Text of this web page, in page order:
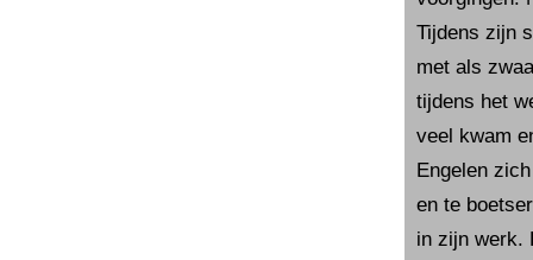
Tijdens zijn
met als
tijdens het
veel kwam
Engelen
en te
in zijn werk.